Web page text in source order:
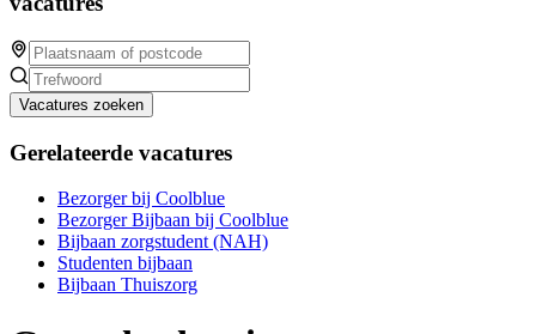
Vacatures zoeken
Gerelateerde vacatures
Bezorger bij Coolblue
Bezorger Bijbaan bij Coolblue
Bijbaan zorgstudent (NAH)
Studenten bijbaan
Bijbaan Thuiszorg